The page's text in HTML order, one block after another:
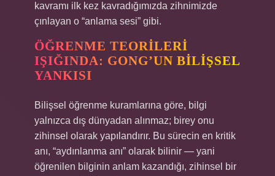
kavramı ilk kez kavradığımızda zihnimizde
çınlayan o “anlama sesi” gibi.
ÖĞRENME TEORILERI
IŞIĞINDA: GONG’UN BILIŞSEL
YANKISI
Bilişsel öğrenme kuramlarına göre, bilgi
yalnızca dış dünyadan alınmaz; birey onu
zihinsel olarak yapılandırır. Bu sürecin en kritik
anı, “aydınlanma anı” olarak bilinir — yani
öğrenilen bilginin anlam kazandığı, zihinsel bir